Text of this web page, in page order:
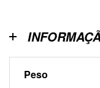
Peso